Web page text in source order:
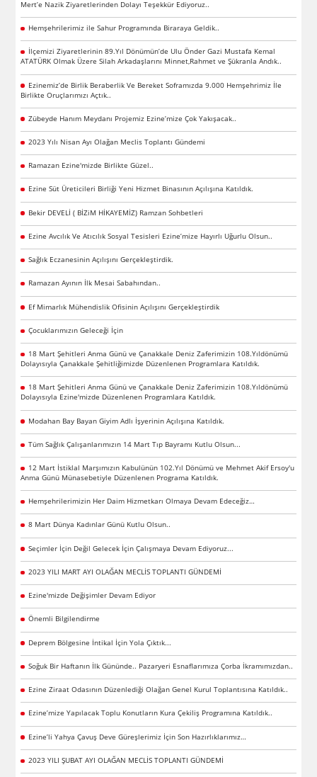
Mert’e Nazik Ziyaretlerinden Dolayı Teşekkür Ediyoruz..
Hemşehrilerimiz ile Sahur Programında Biraraya Geldik..
İlçemizi Ziyaretlerinin 89.Yıl Dönümün’de Ulu Önder Gazi Mustafa Kemal
ATATÜRK Olmak Üzere Silah Arkadaşlarını Minnet,Rahmet ve Şükranla Andık..
Ezinemiz’de Birlik Beraberlik Ve Bereket Soframızda 9.000 Hemşehrimiz İle
Birlikte Oruçlarımızı Açtık..
Zübeyde Hanım Meydanı Projemiz Ezine’mize Çok Yakışacak..
2023 Yılı Nisan Ayı Olağan Meclis Toplantı Gündemi
Ramazan Ezine'mizde Birlikte Güzel..
Ezine Süt Üreticileri Birliği Yeni Hizmet Binasının Açılışına Katıldık.
Bekir DEVELİ ( BİZiM HİKAYEMİZ) Ramzan Sohbetleri
Ezine Avcılık Ve Atıcılık Sosyal Tesisleri Ezine’mize Hayırlı Uğurlu Olsun..
Sağlık Eczanesinin Açılışını Gerçekleştirdik.
Ramazan Ayının İlk Mesai Sabahından..
Ef Mimarlık Mühendislik Ofisinin Açılışını Gerçekleştirdik
Çocuklarımızın Geleceği İçin
18 Mart Şehitleri Anma Günü ve Çanakkale Deniz Zaferimizin 108.Yıldönümü
Dolayısıyla Çanakkale Şehitliğimizde Düzenlenen Programlara Katıldık.
18 Mart Şehitleri Anma Günü ve Çanakkale Deniz Zaferimizin 108.Yıldönümü
Dolayısıyla Ezine'mizde Düzenlenen Programlara Katıldık.
Modahan Bay Bayan Giyim Adlı İşyerinin Açılışına Katıldık.
Tüm Sağlık Çalışanlarımızın 14 Mart Tıp Bayramı Kutlu Olsun...
12 Mart İstiklal Marşımızın Kabulünün 102.Yıl Dönümü ve Mehmet Akif Ersoy'u
Anma Günü Münasebetiyle Düzenlenen Programa Katıldık.
Hemşehrilerimizin Her Daim Hizmetkarı Olmaya Devam Edeceğiz…
8 Mart Dünya Kadınlar Günü Kutlu Olsun..
Seçimler İçin Değil Gelecek İçin Çalışmaya Devam Ediyoruz...
2023 YILI MART AYI OLAĞAN MECLİS TOPLANTI GÜNDEMİ
Ezine'mizde Değişimler Devam Ediyor
Önemli Bilgilendirme
Deprem Bölgesine İntikal İçin Yola Çıktık...
Soğuk Bir Haftanın İlk Gününde.. Pazaryeri Esnaflarımıza Çorba İkramımızdan..
Ezine Ziraat Odasının Düzenlediği Olağan Genel Kurul Toplantısına Katıldık..
Ezine’mize Yapılacak Toplu Konutların Kura Çekiliş Programına Katıldık..
Ezine’li Yahya Çavuş Deve Güreşlerimiz İçin Son Hazırlıklarımız…
2023 YILI ŞUBAT AYI OLAĞAN MECLİS TOPLANTI GÜNDEMİ